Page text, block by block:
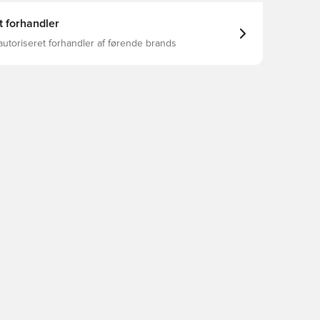
forhandler
forhandler af førende brands